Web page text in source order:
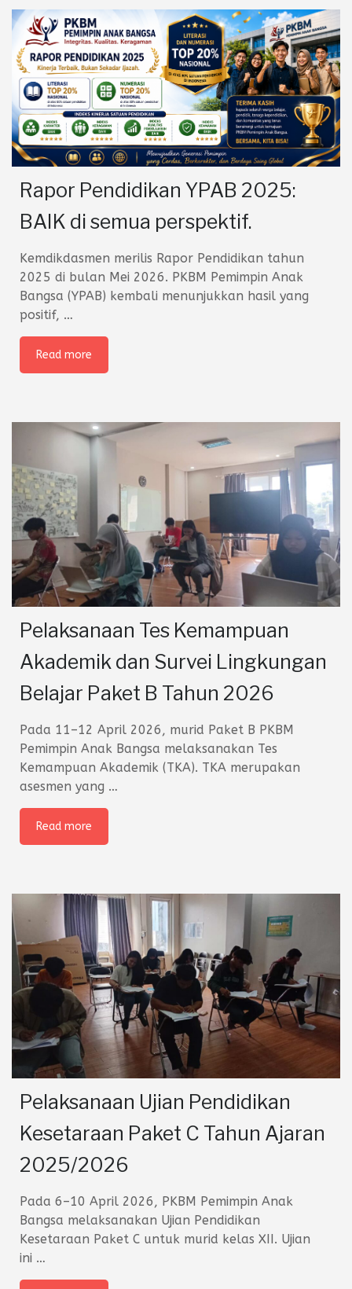
Rapor Pendidikan YPAB 2025:
BAIK di semua perspektif.
Kemdikdasmen merilis Rapor Pendidikan tahun
2025 di bulan Mei 2026. PKBM Pemimpin Anak
Bangsa (YPAB) kembali menunjukkan hasil yang
positif, …
Read more
Pelaksanaan Tes Kemampuan
Akademik dan Survei Lingkungan
Belajar Paket B Tahun 2026
Pada 11–12 April 2026, murid Paket B PKBM
Pemimpin Anak Bangsa melaksanakan Tes
Kemampuan Akademik (TKA). TKA merupakan
asesmen yang …
Read more
Pelaksanaan Ujian Pendidikan
Kesetaraan Paket C Tahun Ajaran
2025/2026
Pada 6–10 April 2026, PKBM Pemimpin Anak
Bangsa melaksanakan Ujian Pendidikan
Kesetaraan Paket C untuk murid kelas XII. Ujian
ini …